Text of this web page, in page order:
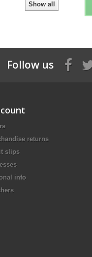
Show all
Follow us
returns
slips
info